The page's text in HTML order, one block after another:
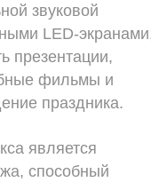
звуковой
LED-
презентации,
фильмы и
праздника.
является
способный